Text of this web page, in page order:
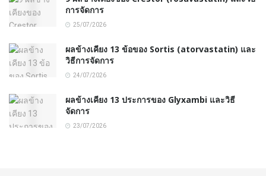
การจัดการ
25/07/2026
ผลข้างเคียง 13 ข้อของ Sortis (atorvastatin) และ
วิธีการจัดการ
24/07/2026
ผลข้างเคียง 13 ประการของ Glyxambi และวิธี
จัดการ
23/07/2026